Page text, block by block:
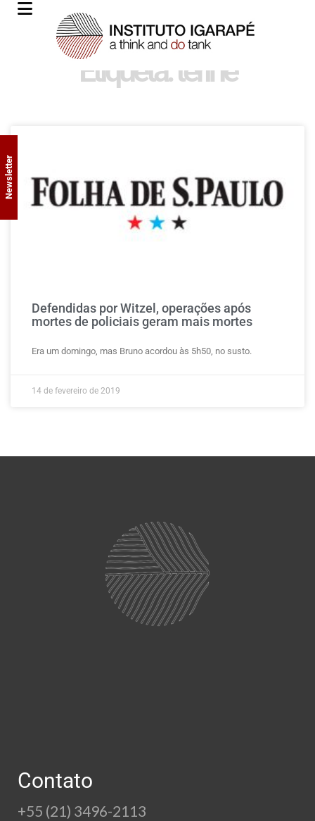
Etiqueta: terine
Defendidas por Witzel, operações após
mortes de policiais geram mais mortes
Era um domingo, mas Bruno acordou às 5h50, no susto.
14 de fevereiro de 2019
Contato
+55 (21) 3496-2113
Newsletter